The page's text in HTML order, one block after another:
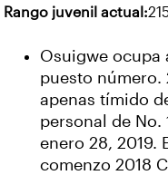
Rango juvenil actual:
Osuigwe ocupa
puesto número.
apenas tímido
personal de No.
enero 28, 2019.
comenzo 2018